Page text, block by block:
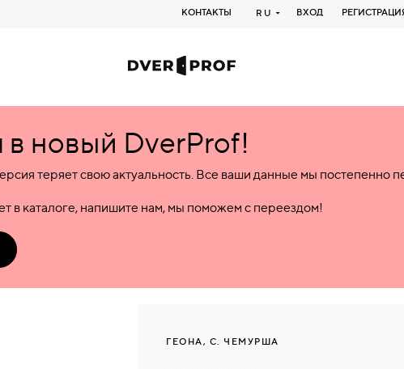
КОНТАКТЫ RU ВХОД
новый DverProf!
теряет свою актуальность. Все ваши данные мы постепенно
в каталоге, напишите нам, мы поможем с переездом!
ГЕОНА, С. ЧЕМУРША